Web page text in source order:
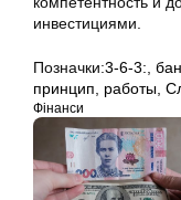
инвестициями.
Позначки:3-6-3:,
принцип, работы,
Фінанси